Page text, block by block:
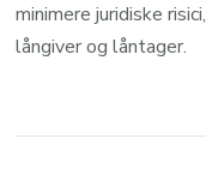
minimere juridiske
långiver og låntager.